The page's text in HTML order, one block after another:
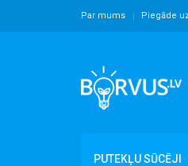
Par mums Piegāde
PUTEKĻU SŪCĒJI